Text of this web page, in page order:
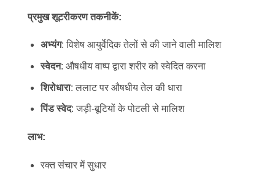
प्रमुख शूटरीकरण तकनीकें:
अभ्यंग: विशेष आयुर्वेदिक तेलों से की जाने वाली मालिश
स्वेदन: औषधीय वाष्प द्वारा शरीर को स्वेदित करना
शिरोधारा: ललाट पर औषधीय तेल की धारा
पिंड स्वेद: जड़ी-बूटियों के पोटली से मालिश
लाभ:
रक्त संचार में सुधार